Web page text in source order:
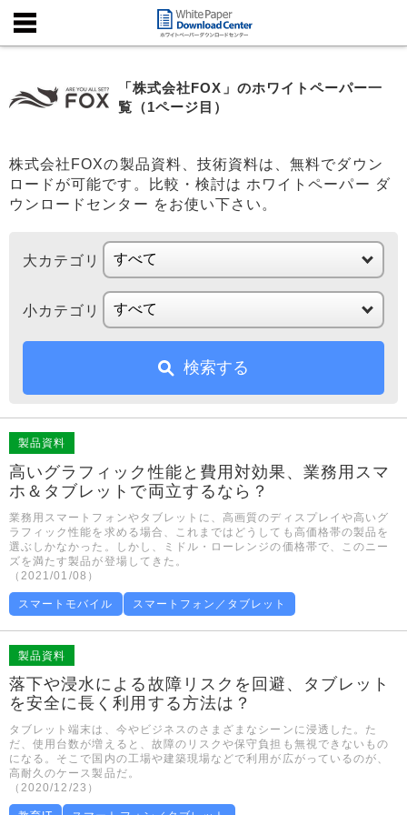
「株式会社FOX」のホワイトペーパー一
覧（1ページ目）
株式会社FOXの製品資料、技術資料は、無料でダウン
ロードが可能です。比較・検討は ホワイトペーパー ダ
ウンロードセンター をお使い下さい。
大カテゴリ
小カテゴリ
検索する
製品資料
高いグラフィック性能と費用対効果、業務用スマ
ホ＆タブレットで両立するなら？
業務用スマートフォンやタブレットに、高画質のディスプレイや高いグ
ラフィック性能を求める場合、これまではどうしても高価格帯の製品を
選ぶしかなかった。しかし、ミドル・ローレンジの価格帯で、このニー
ズを満たす製品が登場してきた。
（2021/01/08）
スマートモバイル スマートフォン／タブレット
製品資料
落下や浸水による故障リスクを回避、タブレット
を安全に長く利用する方法は？
タブレット端末は、今やビジネスのさまざまなシーンに浸透した。た
だ、使用台数が増えると、故障のリスクや保守負担も無視できないもの
になる。そこで国内の工場や建築現場などで利用が広がっているのが、
高耐久のケース製品だ。
（2020/12/23）